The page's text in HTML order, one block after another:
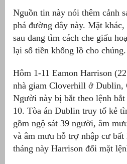
Nguồn tin này nói thêm cảnh
phá đường dây này. Mặt
sau đang tìm cách che giấu
lại số tiền khổng lồ cho chúng.
Hôm 1-11 Eamon Harrison
nhà giam Cloverhill ở Dublin,
Người này bị bắt theo lệnh
10. Tòa án Dublin truy tố kẻ
gồm ngộ sát 39 người, âm
và âm mưu hỗ trợ nhập cư
tháng này Harrison đối mặt